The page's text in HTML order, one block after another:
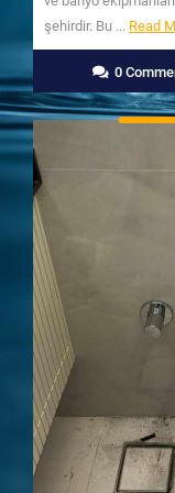
şehirdir. Bu ... Read
0